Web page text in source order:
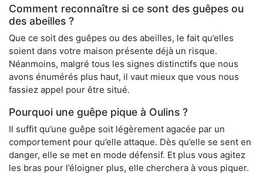
Comment reconnaître si ce sont des guêpes ou
des abeilles ?
Que ce soit des guêpes ou des abeilles, le fait qu’elles
soient dans votre maison présente déjà un risque.
Néanmoins, malgré tous les signes distinctifs que nous
avons énumérés plus haut, il vaut mieux que vous nous
fassiez appel pour être situé.
Pourquoi une guêpe pique à Oulins ?
Il suffit qu’une guêpe soit légèrement agacée par un
comportement pour qu’elle attaque. Dès qu’elle se sent en
danger, elle se met en mode défensif. Et plus vous agitez
les bras pour l’éloigner plus, elle cherchera à vous piquer.